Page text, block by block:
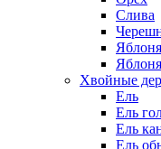
Слива
Хвойные
Ель
Ель
Ель
Ель